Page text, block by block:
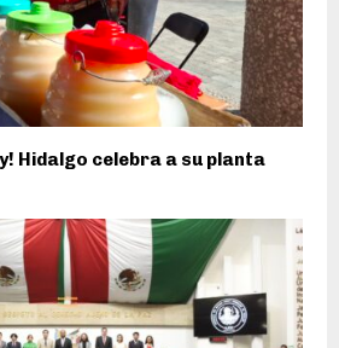
Hidalgo celebra a su planta